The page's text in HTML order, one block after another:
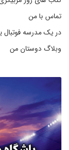
تماس با من
در یک مدرسه فوتبال
وبلاگ دوستان من